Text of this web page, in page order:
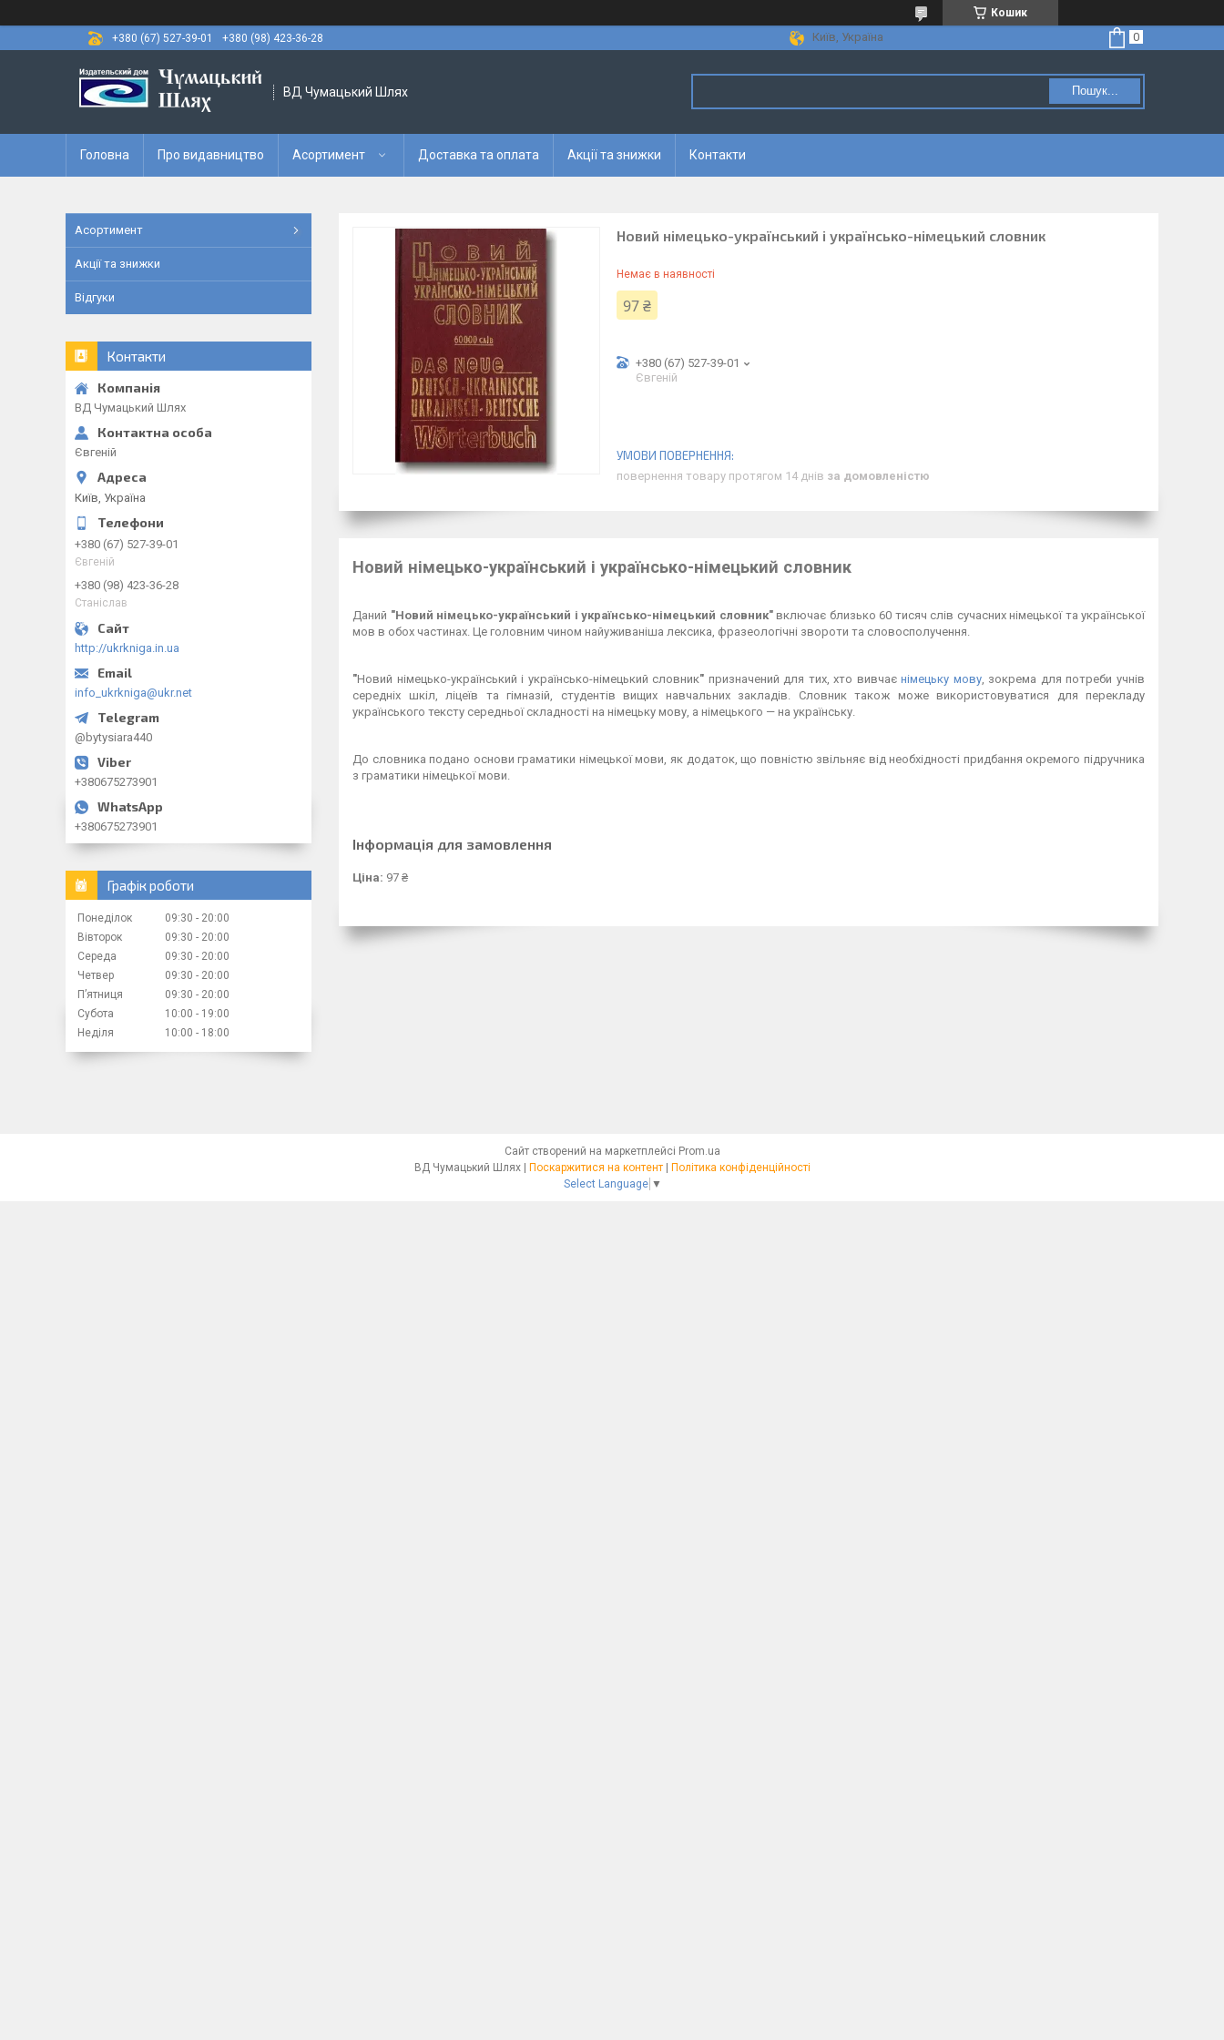
Кошик
+380 (67) 527-39-01
+380 (98) 423-36-28 Київ, Україна
ВД Чумацький Шлях Пошук...
Головна Про видавництво Асортимент Доставка та оплата Акції та знижки Контакти
Новий німецько-український і українсько-німецький словник
Немає в наявності
97 ₴
+380 (67) 527-39-01
Євгеній
повернення товару протягом 14 днів за домовленістю
Новий німецько-український і українсько-німецький словник
Даний "Новий німецько-український і українсько-німецький словник"включає близько 60 тисяч слів сучасних німецької та української
мов в обох частинах. Це головним чином найуживаніша лексика, фразеологічні звороти та словосполучення.
"Новий німецько-український і українсько-німецький словник" призначений для тих, хто вивчаєнімецьку мову, зокрема для потреби учнів
середніх шкіл, ліцеїв та гімназій, студентів вищих навчальних закладів. Словник також може використовуватися для перекладу
українського тексту середньої складності на німецьку мову, а німецького — на українську.
До словника подано основи граматики німецької мови, як додаток, що повністю звільняє від необхідності придбання окремого підручника
з граматики німецької мови.
Інформація для замовлення
Ціна: 97 ₴
Асортимент
Акції та знижки
Відгуки
Контакти
ВД Чумацький Шлях
Євгеній
Київ, Україна
+380 (67) 527-39-01
Євгеній
+380 (98) 423-36-28
Станіслав
http://ukrkniga.in.ua
info_ukrkniga@ukr.net
@bytysiara440
+380675273901
+380675273901
Графік роботи
Понеділок 09:30
20:00
Вівторок
09:30
20:00
Середа
09:30
20:00
Четвер
09:30
20:00
Пʼятниця
09:30
20:00
Субота
10:00
19:00
Неділя
10:00 18:00
Сайт створений на маркетплейсі Prom.ua
ВД Чумацький Шлях | Поскаржитися на контент | Політика конфіденційності
Select Language ▼